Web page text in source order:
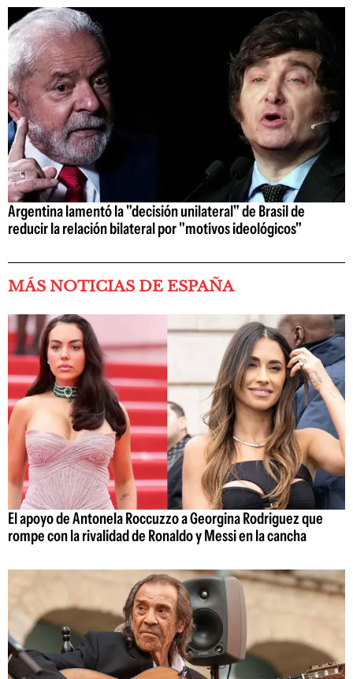
Argentina lamentó la "decisión unilateral" de Brasil de
reducir la relación bilateral por "motivos ideológicos"
MÁS NOTICIAS DE ESPAÑA
El apoyo de Antonela Roccuzzo a Georgina Rodriguez que
rompe con la rivalidad de Ronaldo y Messi en la cancha